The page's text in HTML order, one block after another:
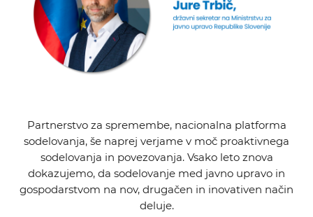
Partnerstvo za spremembe, nacionalna platforma
sodelovanja, še naprej verjame v moč proaktivnega
sodelovanja in povezovanja. Vsako leto znova
dokazujemo, da sodelovanje med javno upravo in
gospodarstvom na nov, drugačen in inovativen način
deluje.